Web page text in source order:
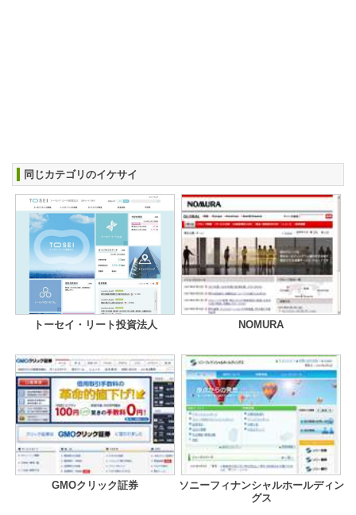
同じカテゴリのイケサイ
トーセイ・リート投資法人 NOMURA
GMOクリック証券
ソニーフィナンシャルホールディン
グス